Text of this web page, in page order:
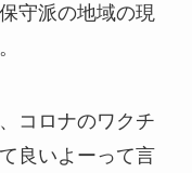
守派の地域の現
コロナのワクチ
良いよーって言